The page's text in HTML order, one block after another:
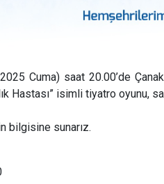
Cuma) saat 20.00’de
Hastası” isimli tiyatro oyunu,
bilgisine sunarız.